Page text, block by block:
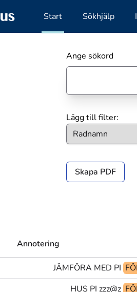
Start Sökhjälp
Ange sökord
Lägg till filter:
Skapa PDF
Annotering
JÄMFÖRA MED PI
HUS PI zzz@z